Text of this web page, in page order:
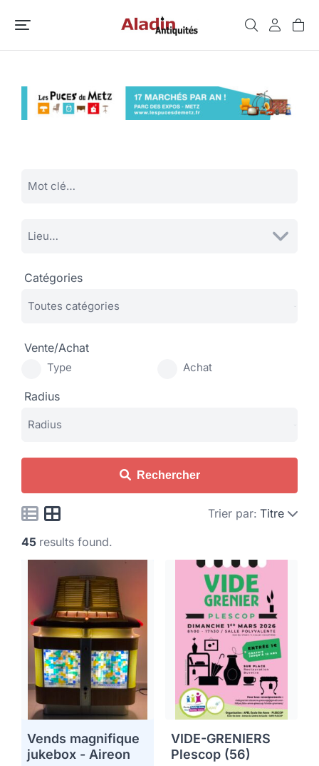
Catégories
Vente/Achat
Type Achat
Radius
Rechercher
Trier par: Titre
45 results found.
Vends magnifique
jukebox - Aireon
VIDE-GRENIERS
Plescop (56)